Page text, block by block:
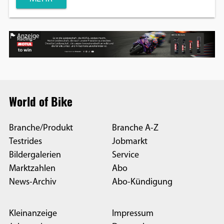
Anzeige
World of Bike
Branche/Produkt
Testrides
Bildergalerien
Marktzahlen
News-Archiv
Branche A-Z
Jobmarkt
Service
Abo
Abo-Kündigung
Kleinanzeige
Impressum